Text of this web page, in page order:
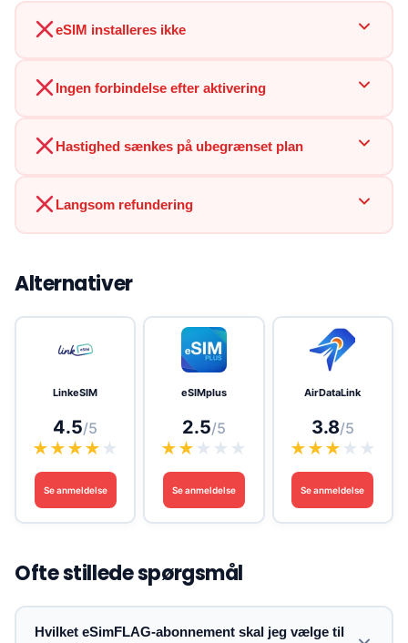
eSIM installeres ikke
Ingen forbindelse efter aktivering
Hastighed sænkes på ubegrænset plan
Langsom refundering
Alternativer
LinkeSIM
4.5/5
★★★★ ★
Se anmeldelse
eSIMplus
2.5/5
★★ ★ ★ ★
Se anmeldelse
AirDataLink
3.8/5
★★★ ★ ★
Se anmeldelse
Ofte stillede spørgsmål
Hvilket eSimFLAG-abonnement skal jeg vælge til